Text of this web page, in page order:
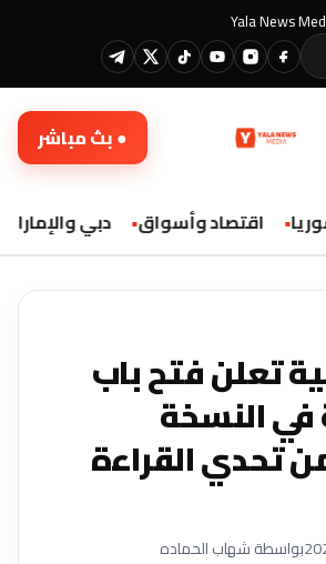
Yala News
● بث مباشر
اقتصاد وأسواق دبي والإمارات
تعلن فتح باب
في النسخة
تحدي القراءة
بواسطة شهاب الحماده